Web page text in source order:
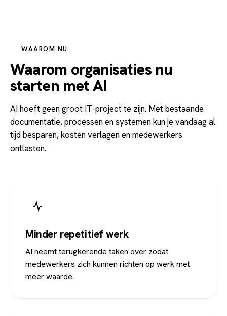
WAAROM NU
Waarom organisaties nu
starten met AI
AI hoeft geen groot IT-project te zijn. Met bestaande
documentatie, processen en systemen kun je vandaag al
tijd besparen, kosten verlagen en medewerkers
ontlasten.
Minder repetitief werk
AI neemt terugkerende taken over zodat
medewerkers zich kunnen richten op werk met
meer waarde.